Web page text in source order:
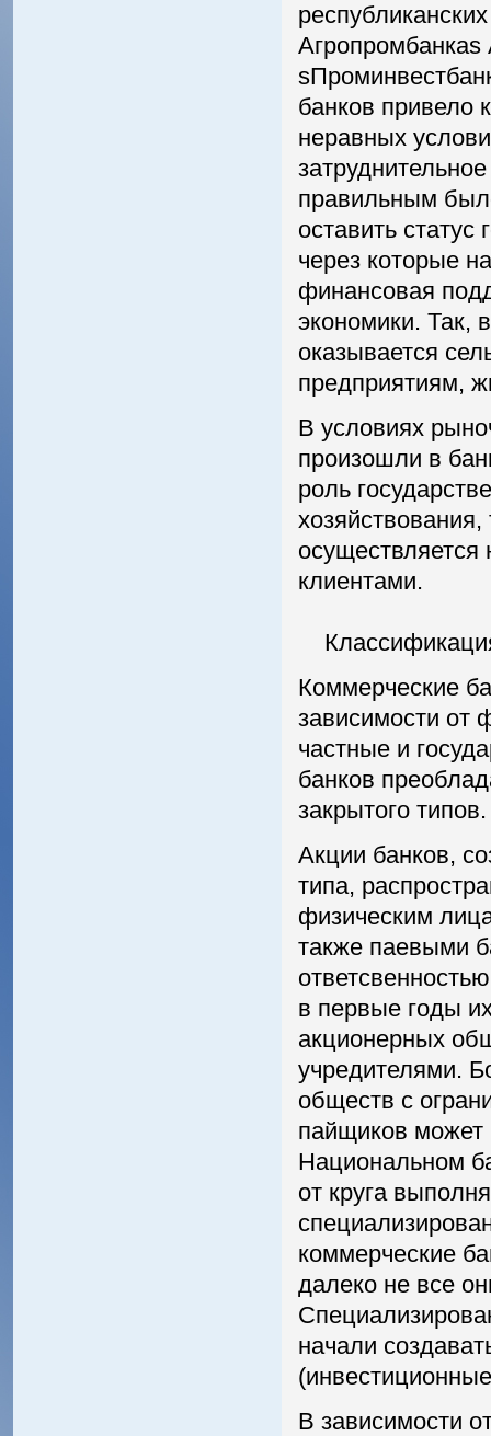
банков привело
неравных
правильным
оставить
через которые
финансовая
экономики. Так,
оказывается
предприятиям,
В условиях
произошли в
роль
клиентами.
Коммерческие
зависимости от
частные и
банков
закрытого типов.
Акции банков,
типа,
физическим
также паевыми
в первые годы
акционерных
учредителями.
обществ с
пайщиков может
Национальном
от круга
коммерческие
далеко не все
начали
В зависимости